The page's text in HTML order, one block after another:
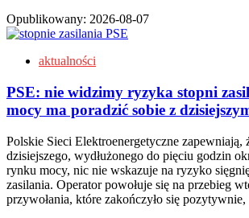
Opublikowany: 2026-08-07
aktualności
PSE: nie widzimy ryzyka stopni
mocy ma poradzić sobie z
Polskie Sieci Elektroenergetyczne zapewniają,
dzisiejszego, wydłużonego do pięciu godzin
rynku mocy, nic nie wskazuje na ryzyko
zasilania. Operator powołuje się na przebieg
przywołania, które zakończyło się